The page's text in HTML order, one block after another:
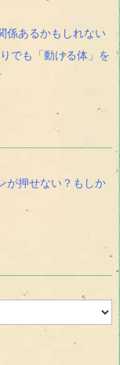
係あるかもしれない
でも「動ける体」を
が押せない？もしか